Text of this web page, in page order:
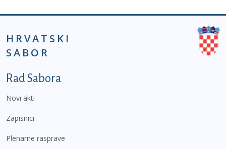
HRVATSKI
SABOR
Podnožje prvi izbornik
Rad Sabora
Novi akti
Zapisnici
Plenarne rasprave